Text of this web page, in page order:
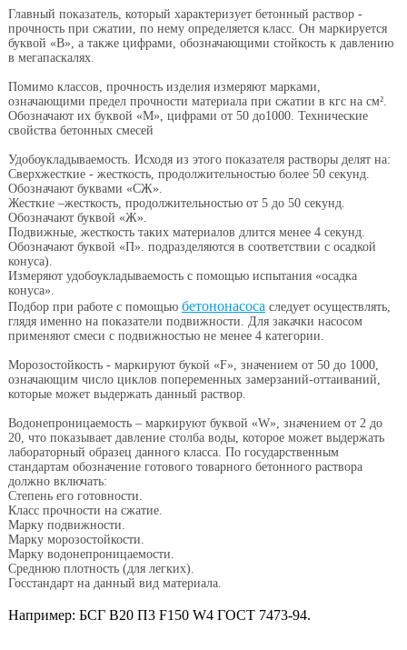
Главный показатель, который характеризует бетонный раствор -
прочность при сжатии, по нему определяется класс. Он маркируется
буквой «B», а также цифрами, обозначающими стойкость к давлению
в мегапаскалях.
Помимо классов, прочность изделия измеряют марками,
означающими предел прочности материала при сжатии в кгс на см².
Обозначают их буквой «М», цифрами от 50 до1000. Технические
свойства бетонных смесей
Удобоукладываемость. Исходя из этого показателя растворы делят на:
Сверхжесткие - жесткость, продолжительностью более 50 секунд.
Обозначают буквами «СЖ».
Жесткие –жесткость, продолжительностью от 5 до 50 секунд.
Обозначают буквой «Ж».
Подвижные, жесткость таких материалов длится менее 4 секунд.
Обозначают буквой «П». подразделяются в соответствии с осадкой
конуса).
Измеряют удобоукладываемость с помощью испытания «осадка
конуса».
Подбор при работе с помощью бетононасосаследует осуществлять,
глядя именно на показатели подвижности. Для закачки насосом
применяют смеси с подвижностью не менее 4 категории.
Морозостойкость - маркируют букой «F», значением от 50 до 1000,
означающим число циклов попеременных замерзаний-оттаиваний,
которые может выдержать данный раствор.
Водонепроницаемость – маркируют буквой «W», значением от 2 до
20, что показывает давление столба воды, которое может выдержать
лабораторный образец данного класса. По государственным
стандартам обозначение готового товарного бетонного раствора
должно включать:
Степень его готовности.
Класс прочности на сжатие.
Марку подвижности.
Марку морозостойкости.
Марку водонепроницаемости.
Среднюю плотность (для легких).
Госстандарт на данный вид материала.
Например: БСГ В20 П3 F150 W4 ГОСТ 7473-94.